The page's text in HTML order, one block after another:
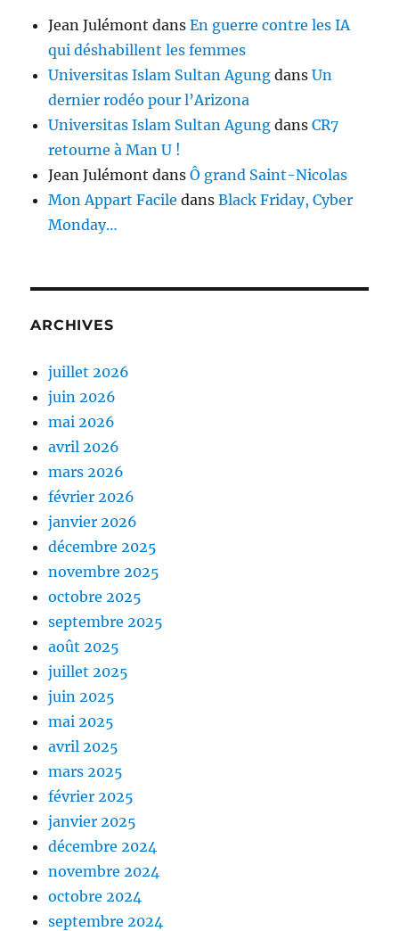
Jean Julémont dansEn guerre contre les IA
qui déshabillent les femmes
Universitas Islam Sultan Agung dansUn
dernier rodéo pour l’Arizona
Universitas Islam Sultan Agung dansCR7
retourne à Man U !
Jean Julémont dansÔ grand Saint-Nicolas
Mon Appart Facile dansBlack Friday, Cyber
Monday…
ARCHIVES
juillet 2026
juin 2026
mai 2026
avril 2026
mars 2026
février 2026
janvier 2026
décembre 2025
novembre 2025
octobre 2025
septembre 2025
août 2025
juillet 2025
juin 2025
mai 2025
avril 2025
mars 2025
février 2025
janvier 2025
décembre 2024
novembre 2024
octobre 2024
septembre 2024